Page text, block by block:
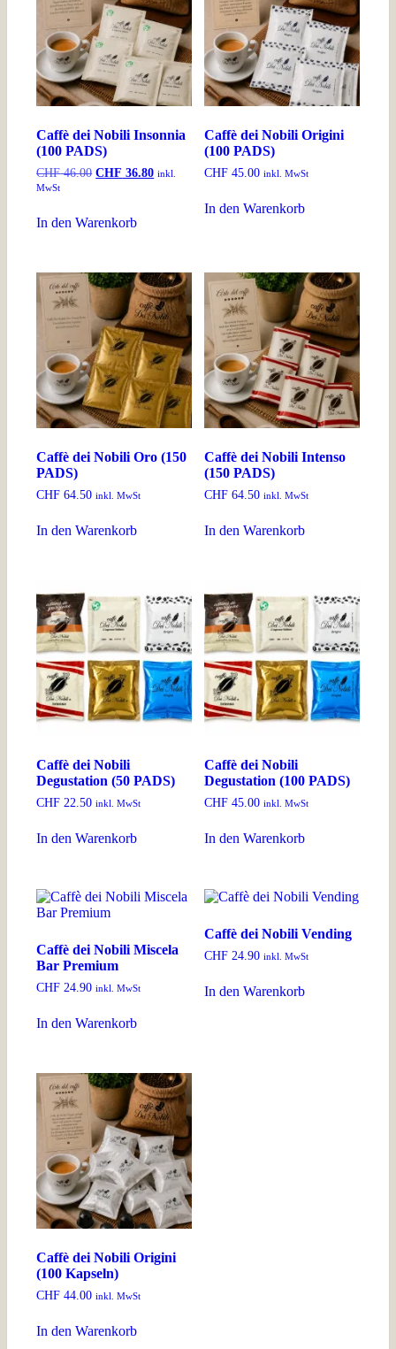
Caffè dei Nobili Insonnia
(100 PADS)
CHF46.00 Ursprünglicher
CHF 36.80Aktueller
CHF 36.80.
inkl.
MwSt
In den Warenkorb
Caffè dei Nobili Origini
(100 PADS)
CHF 45.00 inkl. MwSt
In den Warenkorb
Caffè dei Nobili Oro (150
PADS)
CHF 64.50 inkl. MwSt
In den Warenkorb
Caffè dei Nobili Intenso
(150 PADS)
CHF 64.50 inkl. MwSt
In den Warenkorb
Caffè dei Nobili
Degustation (50 PADS)
CHF 22.50 inkl. MwSt
In den Warenkorb
Caffè dei Nobili
Degustation (100 PADS)
CHF 45.00 inkl. MwSt
In den Warenkorb
Caffè dei Nobili Miscela
Bar Premium
CHF 24.90 inkl. MwSt
In den Warenkorb
Caffè dei Nobili Vending
CHF 24.90 inkl. MwSt
In den Warenkorb
Caffè dei Nobili Origini
(100 Kapseln)
CHF 44.00 inkl. MwSt
In den Warenkorb